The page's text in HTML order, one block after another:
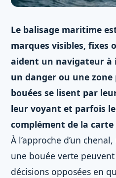
Le balisage maritime
marques visibles, fixes
aident un navigateur
un danger ou une zone
bouées se lisent par
leur voyant et parfois
complément de la
À l’approche d’un
une bouée verte
décisions opposées en